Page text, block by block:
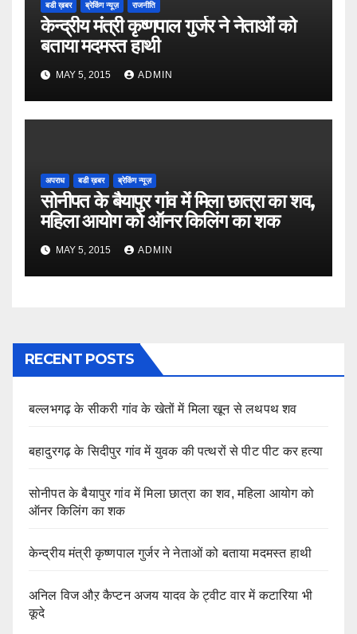
बडी ख़बर ब्रेकिंग न्यूज़ राजनीति
केन्द्रीय मंत्री कृष्णपाल गुर्जर ने नेताओं को
बताया मदमस्त हाथी
MAY 5, 2015 ADMIN
अपराध बडी ख़बर ब्रेकिंग न्यूज़
सोनीपत के बैयापुर गांव में मिला छात्रा का शव,
महिला आयोग को ऑनर किलिंग का शक
MAY 5, 2015 ADMIN
RECENT POSTS
बल्लभगढ़ के सीकरी गांव के खेतों में मिला खून से लथपथ शव
बहादुरगढ़ के सिदीपुर गांव में युवक की पत्थरों से पीट पीट कर हत्या
सोनीपत के बैयापुर गांव में मिला छात्रा का शव, महिला आयोग को
ऑनर किलिंग का शक
केन्द्रीय मंत्री कृष्णपाल गुर्जर ने नेताओं को बताया मदमस्त हाथी
अनिल विज औऱ कैप्टन अजय यादव के ट्वीट वार में कटारिया भी
कूदे